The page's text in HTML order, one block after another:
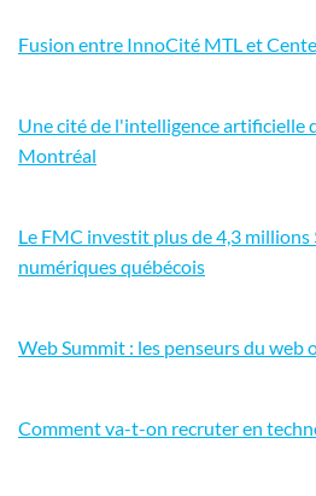
Fusion entre InnoCité MTL et
Une cité de l'intelligence artificielle
Montréal
Le FMC investit plus de 4,3
numériques québécois
Web Summit : les penseurs du web
Comment va-t-on recruter en